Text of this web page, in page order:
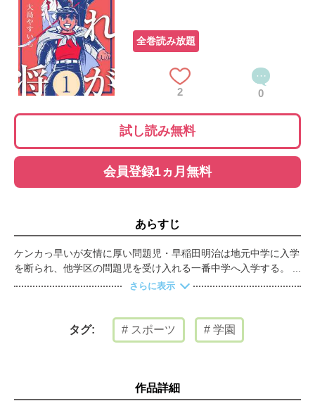
全巻読み放題
2 0
試し読み無料
会員登録1ヵ月無料
あらすじ
ケンカっ早いが友情に厚い問題児・早稲田明治は地元中学に入学
を断られ、他学区の問題児を受け入れる一番中学へ入学する。一
番中学では他学区生を見下す風潮があり、そのため他学生である
分の取り巻き以外のメンバーを次々と追い出し野球部を乗っ取っ
たのであった。その事を追及された緒形は旧野球部員達と明治を
率いる第一野球部に挑戦状を叩きつけ……
さらに表示
タグ: スポーツ 学園
作品詳細